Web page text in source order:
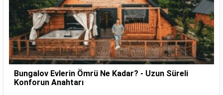
Bungalov Evlerin Ömrü Ne Kadar? - Uzun Süreli
Konforun Anahtarı